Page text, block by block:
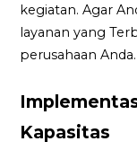
kegiatan. Agar
layanan yang
perusahaan Anda.
Kapasitas